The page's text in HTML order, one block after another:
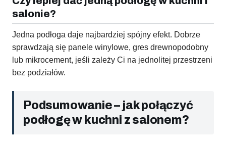
salonie?
Jedna podłoga daje najbardziej spójny efekt. Dobrze
sprawdzają się panele winylowe, gres drewnopodobny
lub mikrocement, jeśli zależy Ci na jednolitej przestrzeni
bez podziałów.
Podsumowanie – jak połączyć
podłogę w kuchni z salonem?